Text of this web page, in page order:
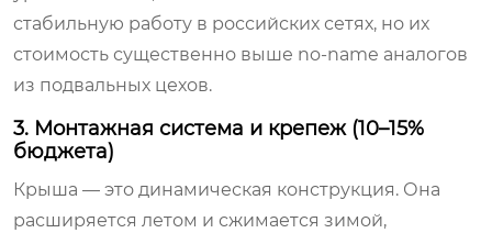
стабильную работу в российских сетях, но их
стоимость существенно выше no-name аналогов
из подвальных цехов.
3. Монтажная система и крепеж (10–15%
бюджета)
Крыша — это динамическая конструкция. Она
расширяется летом и сжимается зимой,